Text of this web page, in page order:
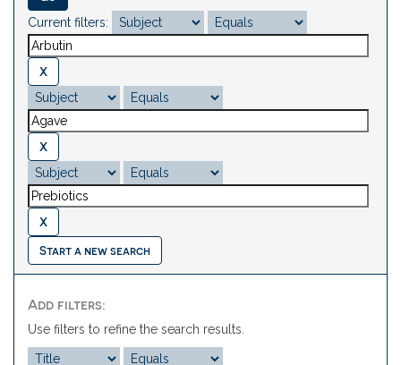
Current filters:
Start a new search
Add filters:
Use filters to refine the search results.